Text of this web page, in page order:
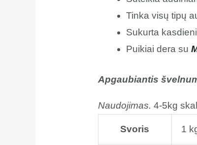
Tinka visų tipų
Sukurta
Puikiai dera su
Apgaubiantis
Naudojimas. 4-5kg
Svoris 1